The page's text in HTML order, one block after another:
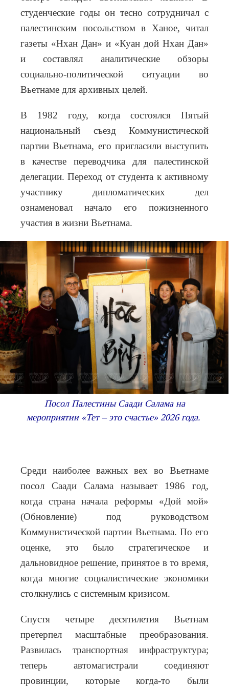
студенческие годы он тесно сотрудничал с
палестинским посольством в Ханое, читал
газеты «Нхан Дан» и «Куан дой Нхан Дан»
и составлял аналитические обзоры
социально-политической ситуации во
Вьетнаме для архивных целей.
В 1982 году, когда состоялся Пятый
национальный съезд Коммунистической
партии Вьетнама, его пригласили выступить
в качестве переводчика для палестинской
делегации. Переход от студента к активному
участнику дипломатических дел
ознаменовал начало его пожизненного
участия в жизни Вьетнама.
Посол Палестины Саади Салама на
мероприятии «Тет – это счастье» 2026 года.
Среди наиболее важных вех во Вьетнаме
посол Саади Салама называет 1986 год,
когда страна начала реформы «Дой мой»
(Обновление) под руководством
Коммунистической партии Вьетнама. По его
оценке, это было стратегическое и
дальновидное решение, принятое в то время,
когда многие социалистические экономики
столкнулись с системным кризисом.
Спустя четыре десятилетия Вьетнам
претерпел масштабные преобразования.
Развилась транспортная инфраструктура;
теперь автомагистрали соединяют
провинции, которые когда-то были